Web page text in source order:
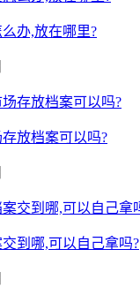
办,放在哪里?
放档案可以吗?
到哪,可以自己拿吗?